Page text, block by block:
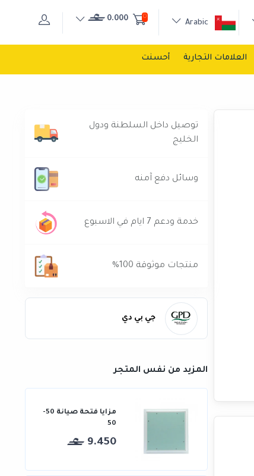
0
0.000
العلامات التجارية أحسنت
توصيل داخل السلطنة ودول
الخليج
وسائل دفع آمنه
خدمة ودعم 7 ايام في الاسبوع
منتجات موثوقة 100%
جي بي دي
المزيد من نفس المتجر
مزايا فتحة صيانة 50-
50
9.450